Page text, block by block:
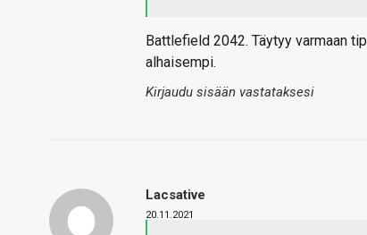
Battlefield 2042. Täytyy varmaan
alhaisempi.
Kirjaudu sisään vastataksesi
Lacsative
20.11.2021